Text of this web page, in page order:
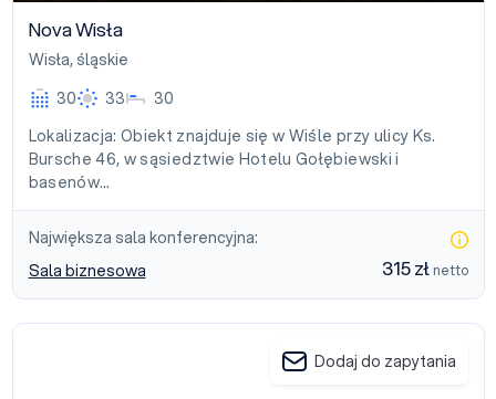
Nova Wisła
Wisła, śląskie
30
33
30
Lokalizacja: Obiekt znajduje się w Wiśle przy ulicy Ks.
Bursche 46, w sąsiedztwie Hotelu Gołębiewski i
basenów…
Największa sala konferencyjna:
Sala biznesowa
315 zł netto
Dodaj do zapytania